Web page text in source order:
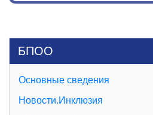
БПОО
Основные сведения
Новости.Инклюзия